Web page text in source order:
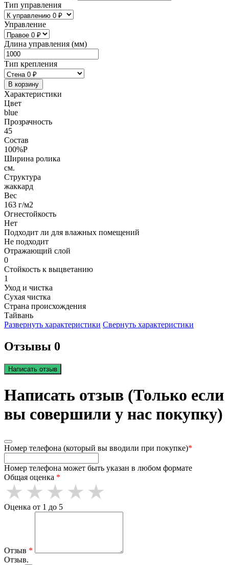
Тип управления
Управление
Длина управления (мм)
Тип крепления
В корзину
Характеристики
Цвет
blue
Прозрачность
45
Состав
100%P
Ширина ролика
см.
Структура
жаккард
Вес
163 г/м2
Огнестойкость
Нет
Подходит ли для влажных помещений
Не подходит
Отражающий слой
0
Стойкость к выцветанию
1
Уход и чистка
Сухая чистка
Страна происхождения
Тайвань
Развернуть характеристики Свернуть характеристики
Отзывы 0
Написать отзыв
Написать отзыв (Только если
вы совершили у нас покупку)
Номер телефона (который вы вводили при покупке)*
Номер телефона может быть указан в любом формате
Общая оценка *
Оценка от 1 до 5
Отзыв *
Отзыв.